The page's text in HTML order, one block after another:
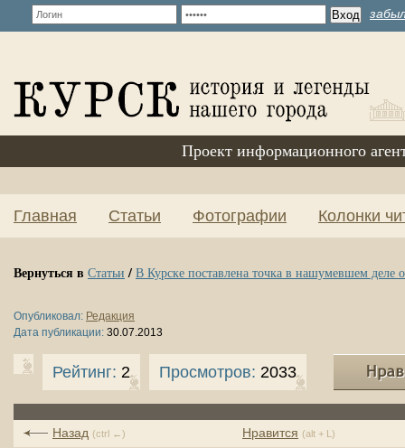
Проект информационного
Главная Статьи Фотографии Колонки
Вернуться в Статьи / В Курске поставлена точка в нашумевшем деле
Опубликовал: Редакция
Дата публикации: 30.07.2013
Рейтинг: 2 Просмотров: 2033
Нравится (alt + L)
Назад (ctrl ←)